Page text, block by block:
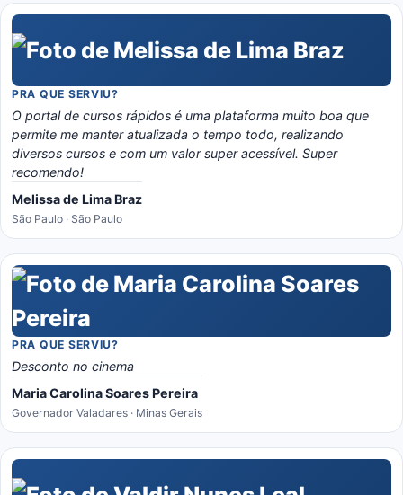
PRA QUE SERVIU?
O portal de cursos rápidos é uma plataforma muito boa que
permite me manter atualizada o tempo todo, realizando
diversos cursos e com um valor super acessível. Super
recomendo!
Melissa de Lima Braz
São Paulo · São Paulo
PRA QUE SERVIU?
Desconto no cinema
Maria Carolina Soares Pereira
Governador Valadares · Minas Gerais